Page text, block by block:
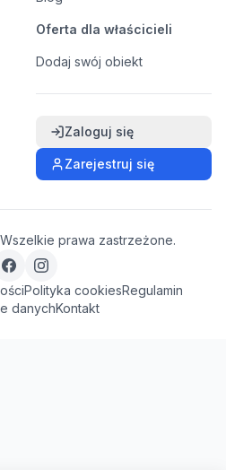
Oferta dla właścicieli
Dodaj swój obiekt
Zaloguj się
Zarejestruj się
prawa zastrzeżone.
Polityka cookiesRegulamin
danychKontakt